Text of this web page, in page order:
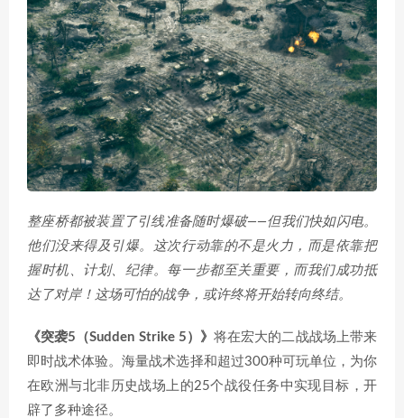
整座桥都被装置了引线准备随时爆破——但我们快如闪电。
他们没来得及引爆。这次行动靠的不是火力，而是依靠把
握时机、计划、纪律。每一步都至关重要，而我们成功抵
达了对岸！这场可怕的战争，或许终将开始转向终结。
《突袭5（Sudden Strike 5）》 将在宏大的二战战场上带来
即时战术体验。海量战术选择和超过300种可玩单位，为你
在欧洲与北非历史战场上的25个战役任务中实现目标，开
辟了多种途径。